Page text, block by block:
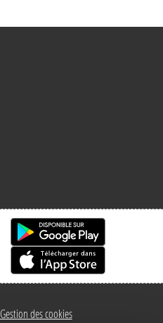
Gestion des cookies